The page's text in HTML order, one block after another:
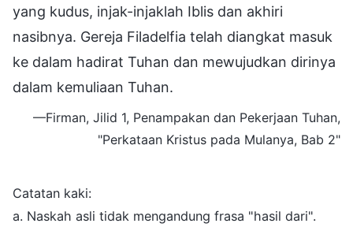
yang kudus, injak-injaklah Iblis dan akhiri
nasibnya. Gereja Filadelfia telah diangkat masuk
ke dalam hadirat Tuhan dan mewujudkan dirinya
dalam kemuliaan Tuhan.
—Firman, Jilid 1, Penampakan dan Pekerjaan Tuhan,
"Perkataan Kristus pada Mulanya, Bab 2"
Catatan kaki:
a. Naskah asli tidak mengandung frasa "hasil dari".